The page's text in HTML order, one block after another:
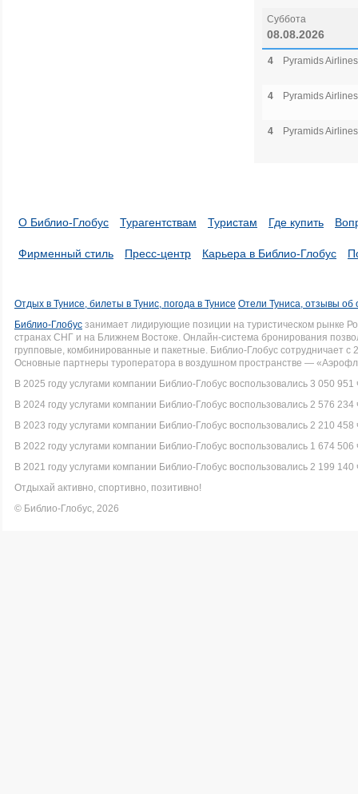
Суббота
08.08.2026
4 Pyramids Airlines
4 Pyramids Airlines
4 Pyramids Airlines
О Библио-Глобус Турагентствам Туристам Где купить
Фирменный стиль Пресс-центр Карьера в Библио-Глобус
Отдых в Тунисе, билеты в Тунис, погода в Тунисе Отели Туниса, отзывы об
Библио-Глобус занимает лидирующие позиции на туристическом рынке
странах СНГ и на Ближнем Востоке. Онлайн-система бронирования
групповые, комбинированные и пакетные. Библио-Глобус сотрудничает
Основные партнеры туроператора в воздушном пространстве —
В 2025 году услугами компании Библио-Глобус воспользовались 3 050 951
В 2024 году услугами компании Библио-Глобус воспользовались 2 576 234
В 2023 году услугами компании Библио-Глобус воспользовались 2 210 458
В 2022 году услугами компании Библио-Глобус воспользовались 1 674 506
В 2021 году услугами компании Библио-Глобус воспользовались 2 199 140
Отдыхай активно, спортивно, позитивно!
© Библио-Глобус, 2026